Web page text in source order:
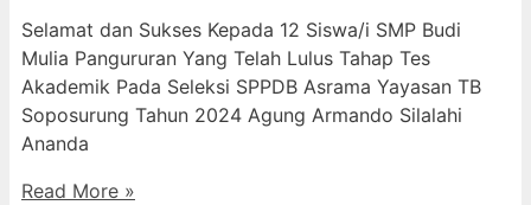
Selamat dan Sukses Kepada 12 Siswa/i SMP Budi
Mulia Pangururan Yang Telah Lulus Tahap Tes
Akademik Pada Seleksi SPPDB Asrama Yayasan TB
Soposurung Tahun 2024 Agung Armando Silalahi
⁠Ananda
Read More »